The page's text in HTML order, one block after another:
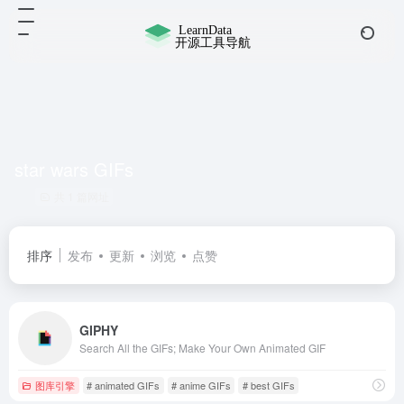
排序 发布 更新 浏览 点赞
GIPHY
Search All the GIFs; Make Your Own Animated GIF
图库引擎 # animated GIFs # anime GIFs # best GIFs